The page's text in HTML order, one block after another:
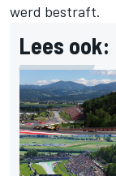
werd bestraft.
Lees ook: